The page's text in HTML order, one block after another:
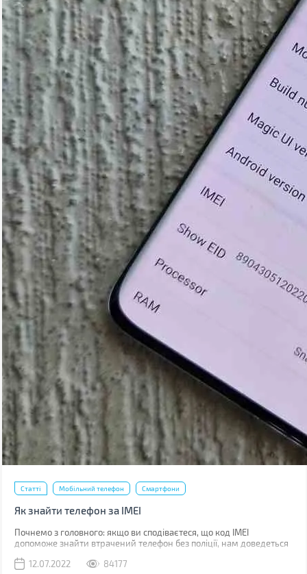
Статті Мобільний телефон Смартфони
Як знайти телефон за IMEI
Почнемо з головного: якщо ви сподіваєтеся, що код IMEI
допоможе знайти втрачений телефон без поліції, нам доведеться
допоможе абсолютно. Якщо його вкрали, IMEI слід повідомити
12.07.2022 84177